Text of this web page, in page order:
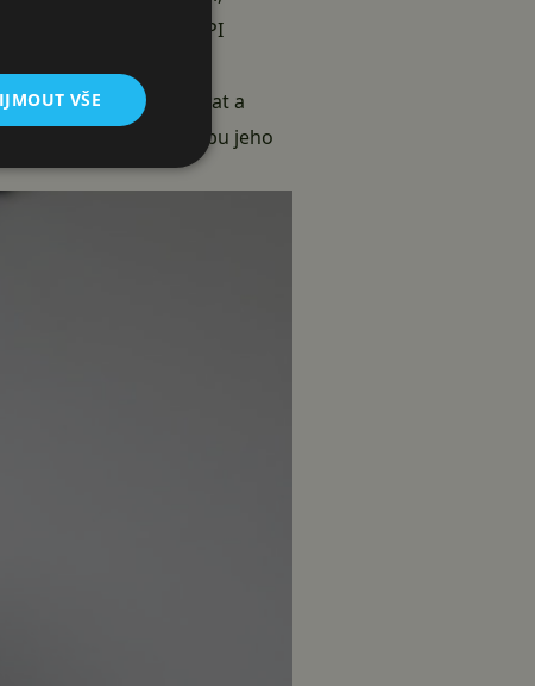
a díky otevřenému API
libovolně kombinovat a
a za celou dobu jeho
VŠE